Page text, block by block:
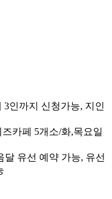
인까지 신청가능, 지인
카페 5개소/화,목요일
달 유선 예약 가능, 유선